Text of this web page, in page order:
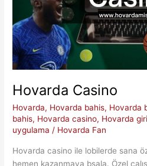
Hovarda Casino
Hovarda, Hovarda bahis, Hovarda
bahis, Hovarda casino, Hovarda
uygulama / Hovarda Fan
Hovarda casino ile lobilerde sana
hemen kazanmaya bşala. Özel